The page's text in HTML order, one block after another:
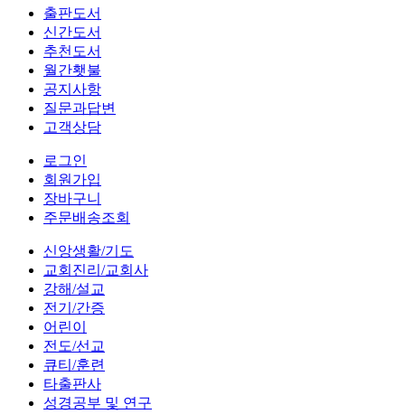
출판도서
신간도서
추천도서
월간횃불
공지사항
질문과답변
고객상담
로그인
회원가입
장바구니
주문배송조회
신앙생활/기도
교회진리/교회사
강해/설교
전기/간증
어린이
전도/선교
큐티/훈련
타출판사
성경공부 및 연구